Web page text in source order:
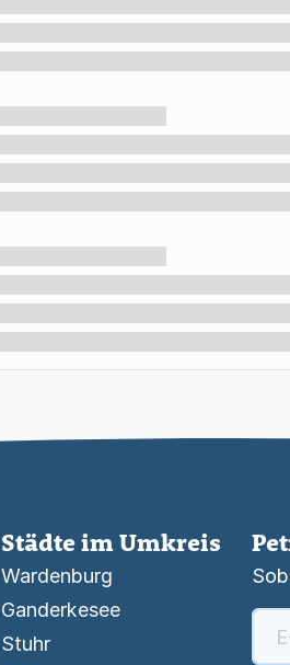
Städte im Umkreis
Wardenburg
Ganderkesee
Stuhr